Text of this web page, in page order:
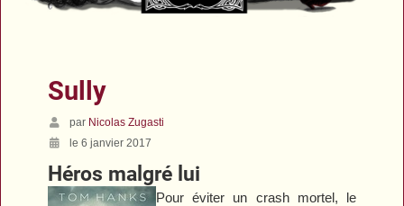
Sully
par Nicolas Zugasti
le 6 janvier 2017
Héros malgré lui
Pour éviter un crash mortel, le